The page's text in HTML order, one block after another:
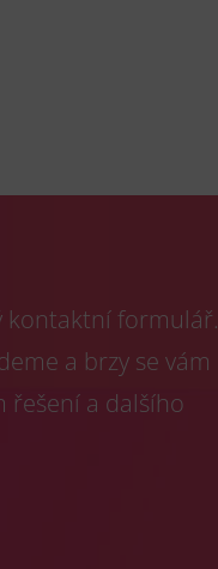
kontaktní formulář.
a brzy se vám
řešení a dalšího